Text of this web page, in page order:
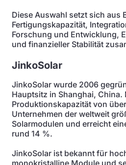
Diese Auswahl setzt sich aus
Fertigungskapazität,
Forschung und Entwicklung,
und finanzieller Stabilität
JinkoSolar
JinkoSolar wurde 2006
Hauptsitz in Shanghai, China.
Produktionskapazität von
Unternehmen der weltweit
Solarmodulen und erreicht
rund 14 %.
JinkoSolar ist bekannt für
monokristalline Module und